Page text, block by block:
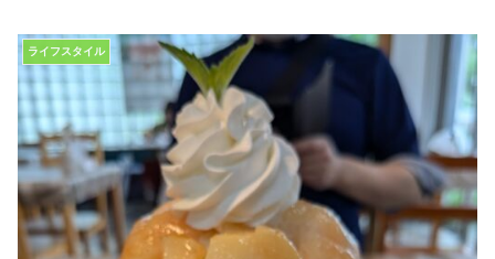
ライフスタイル